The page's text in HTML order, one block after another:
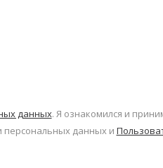
данных. Я ознакомился и
данных и